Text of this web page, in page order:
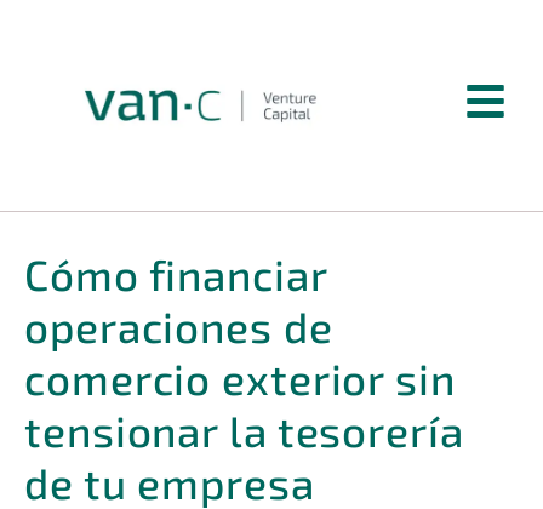
Cómo financiar
operaciones de
comercio exterior sin
tensionar la tesorería
de tu empresa